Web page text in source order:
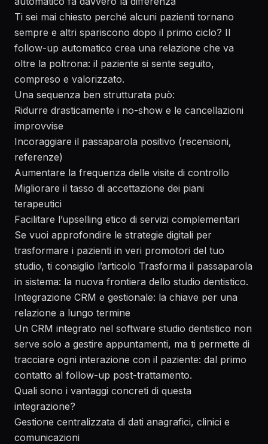
Ti sei mai chiesto perché alcuni pazienti tornano
sempre e altri spariscono dopo il primo ciclo? Il
follow-up automatico crea una relazione che va
oltre la poltrona: il paziente si sente seguito,
compreso e valorizzato.
Una sequenza ben strutturata può:
Ridurre drasticamente i no-show e le cancellazioni
improvvise
Incoraggiare il passaparola positivo (recensioni,
referenze)
Aumentare la frequenza delle visite di controllo
Migliorare il tasso di accettazione dei piani
terapeutici
Facilitare l’upselling etico di servizi complementari
Se vuoi approfondire le strategie digitali per
trasformare i pazienti in veri promotori del tuo
studio, ti consiglio l’articolo Trasforma il passaparola
in sistema: la nuova frontiera dello studio dentistico.
Integrazione CRM e gestionale: la chiave per una
relazione a lungo termine
Un CRM integrato nel software studio dentistico non
serve solo a gestire appuntamenti, ma ti permette di
tracciare ogni interazione con il paziente: dal primo
contatto al follow-up post-trattamento.
Quali sono i vantaggi concreti di questa
integrazione?
Gestione centralizzata di dati anagrafici, clinici e
comunicazioni